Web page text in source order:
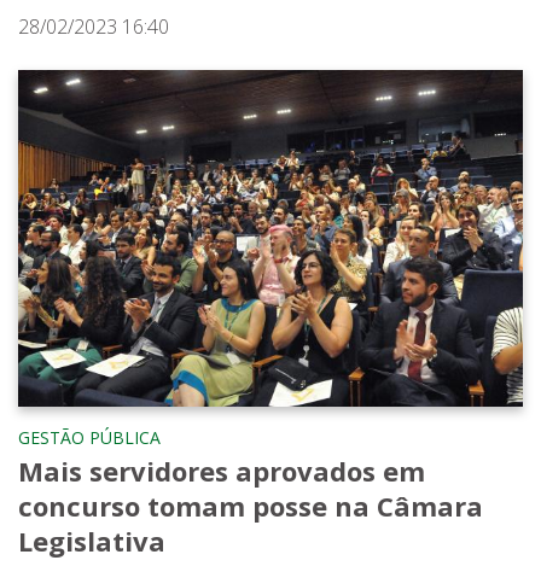
28/02/2023 16:40
GESTÃO PÚBLICA
Mais servidores aprovados em
concurso tomam posse na Câmara
Legislativa